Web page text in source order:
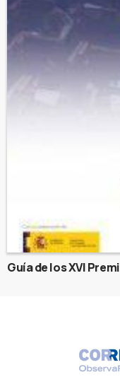
Guía de los XVI